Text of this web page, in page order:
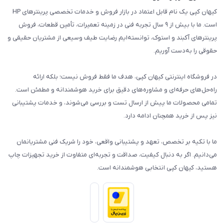
کیهان کپی یک نام قابل اعتماد در بازار فروش و خدمات تخصصی پرینترهای HP
است. ما با بیش از ۹ سال تجربه فنی در زمینه تعمیرات، تأمین قطعات، فروش
پرینترهای آکبند و استوک، توانسته‌ایم رضایت طیف وسیعی از مشتریان حقیقی و
حقوقی را به‌دست آوریم.
در فروشگاه اینترنتی کیهان کپی، هدف ما فقط فروش نیست؛ بلکه ارائه
راه‌حل‌های حرفه‌ای و مشاوره‌های دقیق برای خرید هوشمندانه و مطمئن است.
تمامی محصولات ما پیش از ارسال تست و بررسی می‌شوند، و خدمات پشتیبانی
نیز پس از خرید همچنان ادامه دارد.
ما با تکیه بر تخصص، تعهد و پشتیبانی واقعی، خود را شریک فنی مشتریانمان
می‌دانیم. اگر به دنبال کیفیت، صداقت و تجربه‌ای متفاوت از خرید تجهیزات چاپ
هستید، کیهان کپی انتخابی هوشمندانه است.